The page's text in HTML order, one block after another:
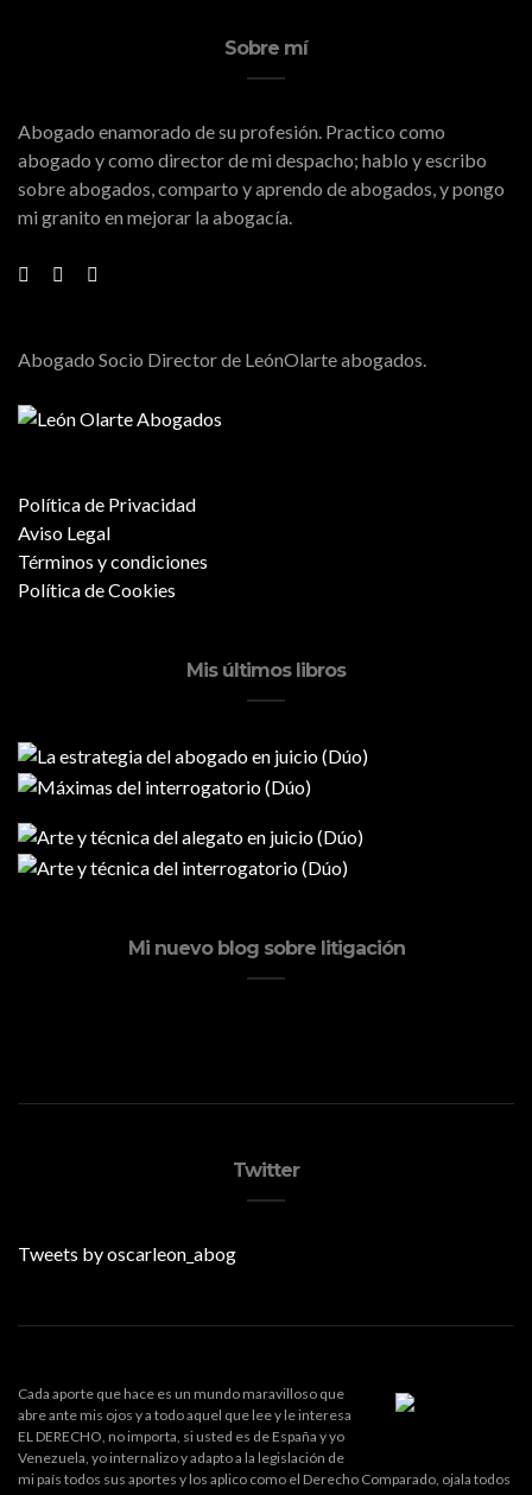
Sobre mí
Abogado enamorado de su profesión. Practico como
abogado y como director de mi despacho; hablo y escribo
sobre abogados, comparto y aprendo de abogados, y pongo
mi granito en mejorar la abogacía.
Abogado Socio Director de LeónOlarte abogados.
Política de Privacidad
Aviso Legal
Términos y condiciones
Política de Cookies
Mis últimos libros
Mi nuevo blog sobre litigación
Twitter
Tweets by oscarleon_abog
Cada aporte que hace es un mundo maravilloso que
abre ante mis ojos y a todo aquel que lee y le interesa
EL DERECHO, no importa, si usted es de España y yo
Venezuela, yo internalizo y adapto a la legislación de
mi país todos sus aportes y los aplico como el Derecho Comparado, ojala todos